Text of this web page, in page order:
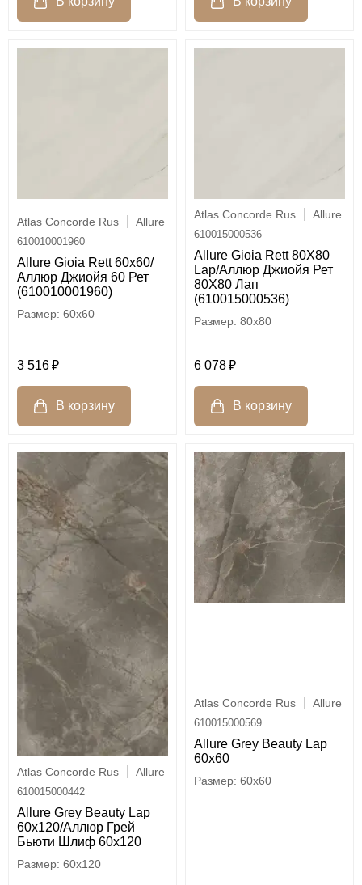
Atlas Concorde Rus Allure
610010001960
Allure Gioia Rett 60х60/
Аллюр Джиойя 60 Рет
(610010001960)
60x60
3 516
Atlas Concorde Rus Allure
610015000536
Allure Gioia Rett 80X80
Lap/Аллюр Джиойя Рет
80X80 Лап
(610015000536)
80x80
6 078
Atlas Concorde Rus Allure
610015000442
Allure Grey Beauty Lap
60x120/Аллюр Грей
Бьюти Шлиф 60x120
60x120
Atlas Concorde Rus Allure
610015000569
Allure Grey Beauty Lap
60x60
60x60